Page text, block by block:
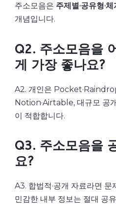
주소모음은 주제별·공유형·
개념입니다.
Q2. 주소모음을
게 가장 좋나요?
A2. 개인은
Notion·Airtable, 대규모 공
이 적합합니다.
Q3. 주소모음을
요?
A3. 합법적·공개 자료라면
민감한 내부 정보는 절대 공